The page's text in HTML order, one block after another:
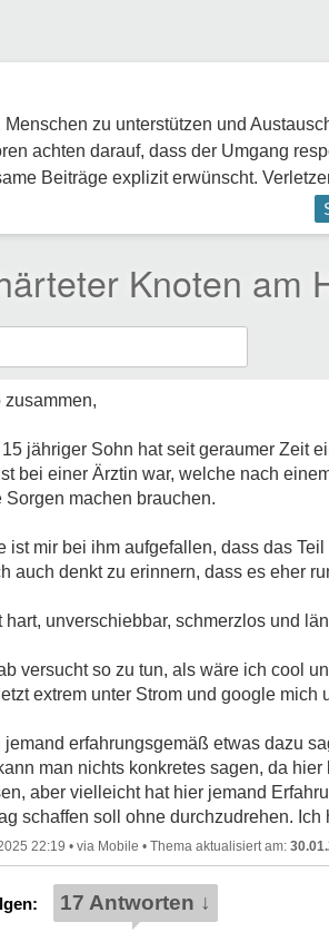
zu unterstützen und
achten darauf, dass der Umgang
Beiträge explizit erwünscht.
Knoten am
zusammen,
15 jähriger Sohn hat seit geraumer Zeit
bei einer Ärztin war, welche nach
Sorgen machen brauchen.
ist mir bei ihm aufgefallen, dass das
auch denkt zu erinnern, dass es eher
hart, unverschiebbar, schmerzlos und
versucht so zu tun, als wäre ich cool
extrem unter Strom und google mich
jemand erfahrungsgemäß etwas dazu
man nichts konkretes sagen, da
aber vielleicht hat hier jemand
schaffen soll ohne durchzudrehen.
22:19 • •
17 Antworten ↓